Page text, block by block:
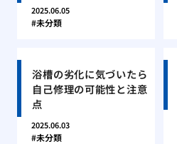
2025.06.05
未分類
浴槽の劣化に気づいたら
自己修理の可能性と注意
点
2025.06.03
未分類